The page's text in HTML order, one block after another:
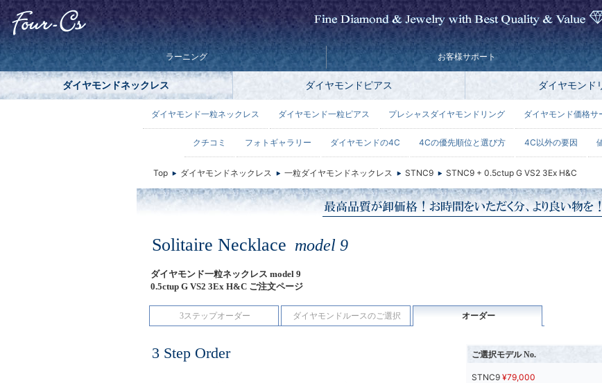
ラーニング お客様サポート
ダイヤモンドネックレス ダイヤモンドピアス ダイヤモンド
Solitaire Necklace model 9
ダイヤモンド一粒ネックレス model 9
0.5ctup G VS2 3Ex H&C ご注文ページ
3ステップオーダー ダイヤモンドルースのご選択 オーダー
3 Step Order ご選択モデル No.
STNC9 ¥79,000
Top ダイヤモンドネックレス 一粒ダイヤモンドネックレス STNC9 STNC9 + 0.5ctup G VS2 3Ex H&C
ダイヤモンド一粒ネックレス ダイヤモンド一粒ピアス プレシャスダイヤモンドリング ダイヤモンド価格サ
クチコミ フォトギャラリー ダイヤモンドの4C 4Cの優先順位と選び方 4C以外の要因